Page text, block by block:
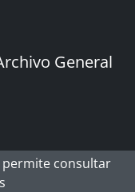
General
permite consultar